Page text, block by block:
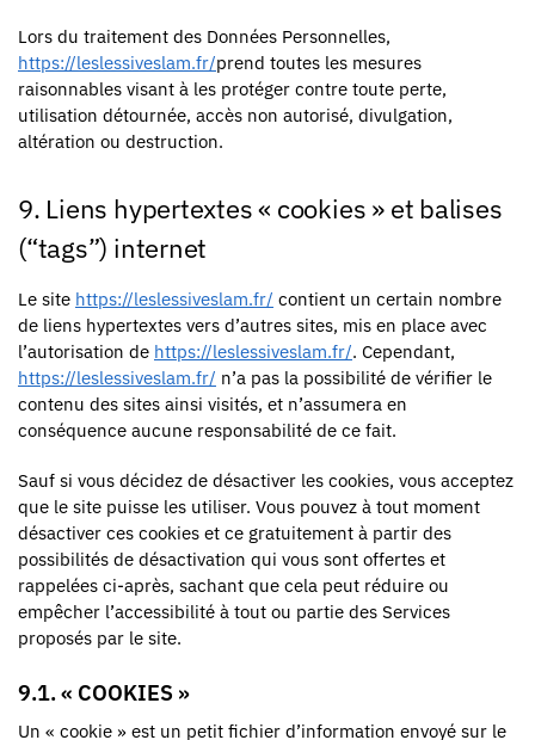
Lors du traitement des Données Personnelles,
https://leslessiveslam.fr/prend toutes les mesures
raisonnables visant à les protéger contre toute perte,
utilisation détournée, accès non autorisé, divulgation,
altération ou destruction.
9. Liens hypertextes « cookies » et balises
(“tags”) internet
Le site https://leslessiveslam.fr/ contient un certain nombre
de liens hypertextes vers d’autres sites, mis en place avec
l’autorisation de https://leslessiveslam.fr/. Cependant,
https://leslessiveslam.fr/ n’a pas la possibilité de vérifier le
contenu des sites ainsi visités, et n’assumera en
conséquence aucune responsabilité de ce fait.
Sauf si vous décidez de désactiver les cookies, vous acceptez
que le site puisse les utiliser. Vous pouvez à tout moment
désactiver ces cookies et ce gratuitement à partir des
possibilités de désactivation qui vous sont offertes et
rappelées ci-après, sachant que cela peut réduire ou
empêcher l’accessibilité à tout ou partie des Services
proposés par le site.
9.1. « COOKIES »
Un « cookie » est un petit fichier d’information envoyé sur le